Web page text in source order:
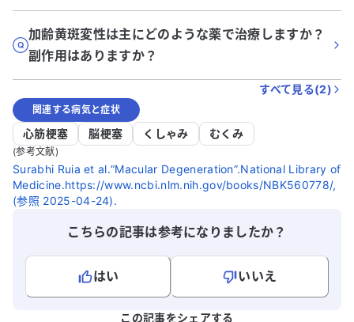
加齢黄斑変性は主にどのような薬で治療しますか？
副作用はありますか？
すべて見る(2)
関連する病気と症状
心筋梗塞 脳梗塞 くしゃみ むくみ
(参考文献)
Surabhi Ruia et al.“Macular Degeneration”.National Library of
Medicine.https://www.ncbi.nlm.nih.gov/books/NBK560778/,
(参照 2025-04-24).
こちらの記事は参考になりましたか？
はい
いいえ
この記事をシェアする